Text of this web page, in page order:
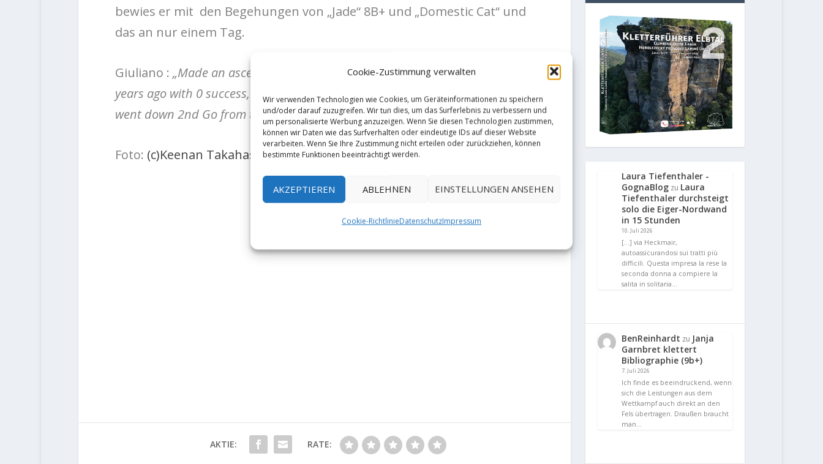
Cookie-Zustimmung verwalten
Wir verwenden Technologien wie Cookies, um Geräteinformationen zu speichern
und/oder darauf zuzugreifen. Wir tun dies, um das Surferlebnis zu verbessern und
um personalisierte Werbung anzuzeigen. Wenn Sie diesen Technologien zustimmen,
können wir Daten wie das Surfverhalten oder eindeutige IDs auf dieser Website
verarbeiten. Wenn Sie Ihre Zustimmung nicht erteilen oder zurückziehen, können
bestimmte Funktionen beeinträchtigt werden.
AKZEPTIEREN ABLEHNEN EINSTELLUNGEN ANSEHEN
Cookie-RichtlinieDatenschutzImpressum
bewies er mit den Begehungen von „Jade“ 8B+ und „Domestic Cat“ und
das an nur einem Tag.
Giuliano : „Made an ascent of Topaz (8B+/C) in Wild Basin! I tried it briefly 3
years ago with 0 success, this time everything aligned and after some work it
went down 2nd Go from the start“.
Foto: (c)Keenan Takahashi
AKTIE: RATE:
Laura Tiefenthaler -
GognaBlog zu Laura
Tiefenthaler durchsteigt
solo die Eiger-Nordwand
in 15 Stunden
10. Juli 2026
[…] via Heckmair,
autoassicurandosi sui tratti più
difficili. Questa impresa la rese la
seconda donna a compiere la
salita in solitaria…
BenReinhardt zu Janja
Garnbret klettert
Bibliographie (9b+)
7. Juli 2026
Ich finde es beeindruckend, wenn
sich die Leistungen aus dem
Wettkampf auch direkt an den
Fels übertragen. Draußen braucht
man…